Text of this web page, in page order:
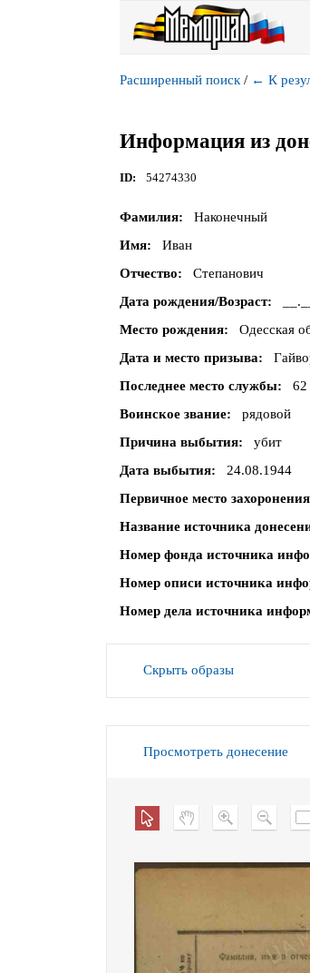
Расширенный поиск / ← К
Информация из
ID 54274330
Фамилия
Наконечный
Имя
Иван
Отчество
Степанович
Дата рождения/Возраст
Место рождения
Одесская
Дата и место призыва
Последнее место службы
62
Воинское звание
рядовой
Причина выбытия
убит
Дата выбытия
24.08.1944
Первичное место захоронения
Название источника
Номер фонда источника
Номер описи источника
Номер дела источника
Скрыть образы
Просмотреть донесение